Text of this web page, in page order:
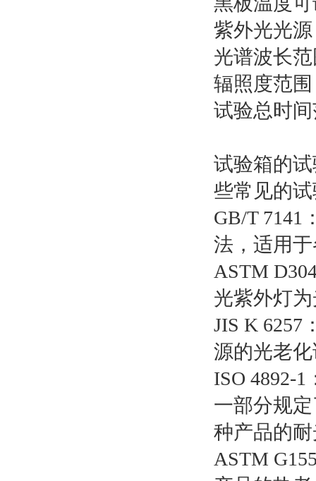
紫外光光
光谱波长范
辐照度范
试验总时
试验箱的
些常见的
GB/T 7141
法，适用
ASTM
光紫外灯
JIS K 6257
源的光老
ISO 4892-
一部分规
种产品的
ASTM